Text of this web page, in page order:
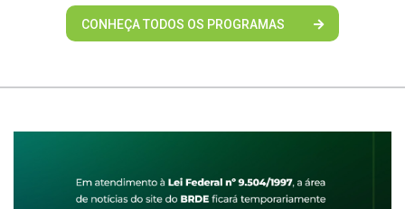
CONHEÇA TODOS OS PROGRAMAS